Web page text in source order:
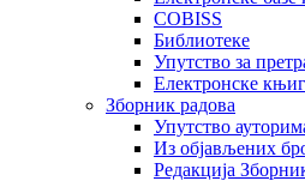
COBISS
Библиотеке
Упутство за
Електронске
Зборник радова
Упутство
Из објављених
Редакција